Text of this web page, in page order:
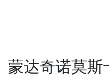
蒙达奇诺莫斯